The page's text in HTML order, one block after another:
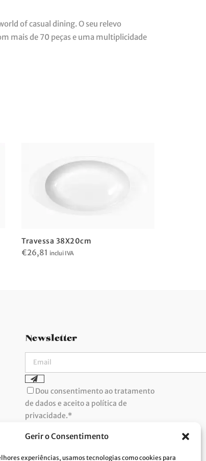
Gerir o Consentimento
experiências, usamos tecnologias como cookies para
of casual dining. O seu relevo
mais de 70 peças e uma multiplicidade
Travessa 38X20cm
€26,81 inclui IVA
Newsletter
Dou consentimento ao tratamento
de dados e aceito a política de
privacidade.*
implementação do RGPD. Para tratarmos os
seus dados pessoais, precisamos do seu
Política de Privacidade.